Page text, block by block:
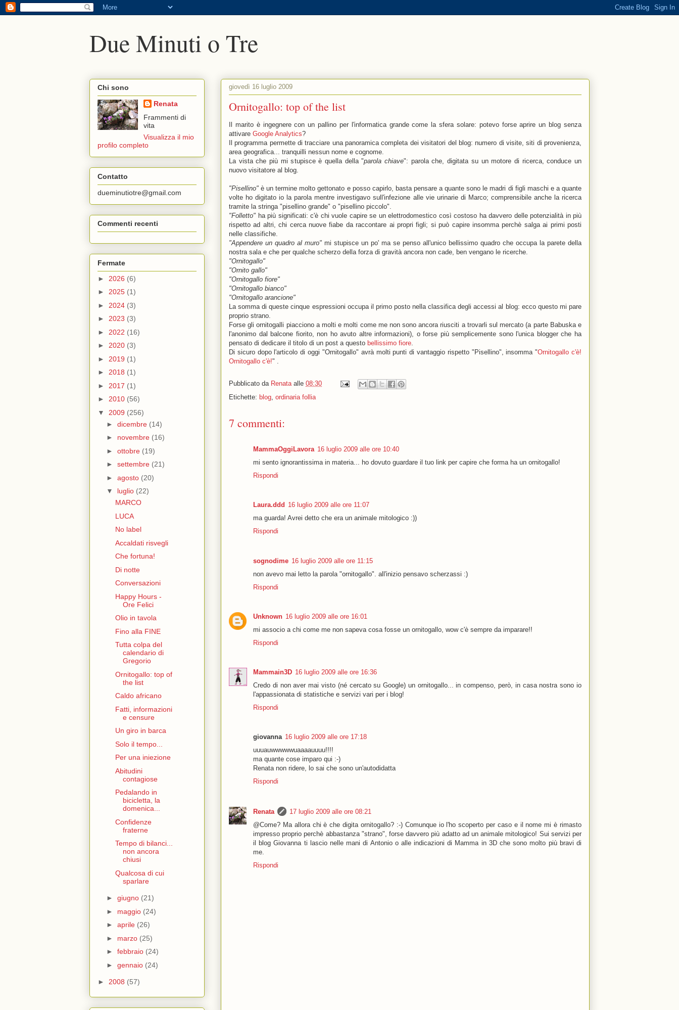
Due Minuti o Tre
giovedì 16 luglio 2009
Ornitogallo: top of the list
Il marito è ingegnere con un pallino per l'informatica grande come la sfera solare: potevo forse aprire un blog senza
attivare Google Analytics?
Il programma permette di tracciare una panoramica completa dei visitatori del blog: numero di visite, siti di provenienza,
area geografica... tranquilli nessun nome e cognome.
La vista che più mi stupisce è quella della "parola chiave": parola che, digitata su un motore di ricerca, conduce un
nuovo visitatore al blog.
"Pisellino" è un termine molto gettonato e posso capirlo, basta pensare a quante sono le madri di figli maschi e a quante
volte ho digitato io la parola mentre investigavo sull'infezione alle vie urinarie di Marco; comprensibile anche la ricerca
tramite la stringa "pisellino grande" o "pisellino piccolo".
"Folletto" ha più significati: c'è chi vuole capire se un elettrodomestico così costoso ha davvero delle potenzialità in più
rispetto ad altri, chi cerca nuove fiabe da raccontare ai propri figli; si può capire insomma perchè salga ai primi posti
nelle classifiche.
"Appendere un quadro al muro" mi stupisce un po' ma se penso all'unico bellissimo quadro che occupa la parete della
nostra sala e che per qualche scherzo della forza di gravità ancora non cade, ben vengano le ricerche.
"Ornitogallo"
"Ornito gallo"
"Ornitogallo fiore"
"Ornitogallo bianco"
"Ornitogallo arancione"
La somma di queste cinque espressioni occupa il primo posto nella classifica degli accessi al blog: ecco questo mi pare
proprio strano.
Forse gli ornitogalli piacciono a molti e molti come me non sono ancora riusciti a trovarli sul mercato (a parte Babuska e
l'anonimo dal balcone fiorito, non ho avuto altre informazioni), o forse più semplicemente sono l'unica blogger che ha
pensato di dedicare il titolo di un post a questo bellissimo fiore.
Di sicuro dopo l'articolo di oggi "Ornitogallo" avrà molti punti di vantaggio rispetto "Pisellino", insomma "Ornitogallo c'è!
Ornitogallo c'è!" .
Pubblicato da Renata alle 08:30
Etichette: blog, ordinaria follia
7 commenti:
MammaOggiLavora 16 luglio 2009 alle ore 10:40
mi sento ignorantissima in materia... ho dovuto guardare il tuo link per capire che forma ha un ornitogallo!
Rispondi
Laura.ddd 16 luglio 2009 alle ore 11:07
ma guarda! Avrei detto che era un animale mitologico :))
Rispondi
sognodime 16 luglio 2009 alle ore 11:15
non avevo mai letto la parola "ornitogallo". all'inizio pensavo scherzassi :)
Rispondi
Unknown 16 luglio 2009 alle ore 16:01
mi associo a chi come me non sapeva cosa fosse un ornitogallo, wow c'è sempre da imparare!!
Rispondi
Mammain3D 16 luglio 2009 alle ore 16:36
Credo di non aver mai visto (né cercato su Google) un ornitogallo... in compenso, però, in casa nostra sono io
l'appassionata di statistiche e servizi vari per i blog!
Rispondi
giovanna 16 luglio 2009 alle ore 17:18
uuuauwwwwwuaaaauuuu!!!!
ma quante cose imparo qui :-)
Renata non ridere, lo sai che sono un'autodidatta
Rispondi
Renata
17 luglio 2009 alle ore 08:21
@Come? Ma allora chi è che digita ornitogallo? :-) Comunque io l'ho scoperto per caso e il nome mi è rimasto
impresso proprio perchè abbastanza "strano", forse davvero più adatto ad un animale mitologico! Sui servizi per
il blog Giovanna ti lascio nelle mani di Antonio o alle indicazioni di Mamma in 3D che sono molto più bravi di
me.
Rispondi
Chi sono
Renata
Frammenti di
vita
Visualizza il mio
profilo completo
Contatto
dueminutiotre@gmail.com
Commenti recenti
Fermate
► 2026 (6)
► 2025 (1)
► 2024 (3)
► 2023 (3)
► 2022 (16)
► 2020 (3)
► 2019 (1)
► 2018 (1)
► 2017 (1)
► 2010 (56)
▼ 2009 (256)
► dicembre (14)
► novembre (16)
► ottobre (19)
► settembre (21)
► agosto (20)
▼ luglio (22)
MARCO
LUCA
No label
Accaldati risvegli
Che fortuna!
Di notte
Conversazioni
Happy Hours -
Ore Felici
Olio in tavola
Fino alla FINE
Tutta colpa del
calendario di
Gregorio
Ornitogallo: top of
the list
Caldo africano
Fatti, informazioni
e censure
Un giro in barca
Solo il tempo...
Per una iniezione
Abitudini
contagiose
Pedalando in
bicicletta, la
domenica...
Confidenze
fraterne
Tempo di bilanci...
non ancora
chiusi
Qualcosa di cui
sparlare
► giugno (21)
► maggio (24)
► aprile (26)
► marzo (25)
► febbraio (24)
► gennaio (24)
► 2008 (57)